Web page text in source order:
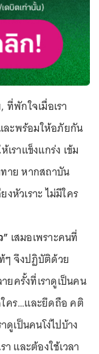
พักใจเมื่อเรา
ละพร้อมให้อภัยกัน
ราแข็งแกร่ง เข้ม
าย หากสถาบัน
หัวเราะ ไม่มีใคร
เสมอเพราะคนที่
ๆ จึงปฏิบัติด้วย
ครั้งที่เราดูเป็นคน
ใคร…และยึดถือ คติ
ดูเป็นคนโง่ไปบ้าง
และต้องใช้เวลา